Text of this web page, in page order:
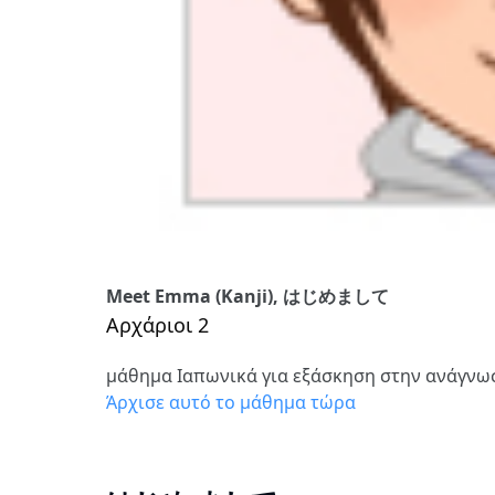
Meet Emma (Kanji), はじめまして
Αρχάριοι 2
μάθημα Ιαπωνικά για εξάσκηση στην
Άρχισε αυτό το μάθημα τώρα